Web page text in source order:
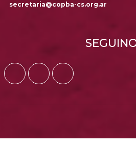
secretaria@copba-cs.org.ar